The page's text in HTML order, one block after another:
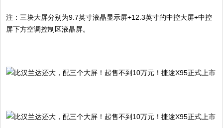
注：三块大屏分别为9.7英寸液晶显示屏+12.3英寸的中控大屏+中控
屏下方空调控制区液晶屏。